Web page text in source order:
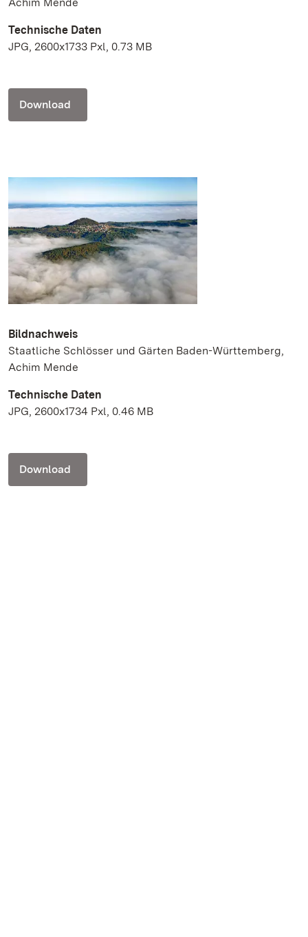
Achim Mende
Technische Daten
JPG, 2600x1733 Pxl, 0.73 MB
Download
Bildnachweis
Staatliche Schlösser und Gärten Baden-Württemberg,
Achim Mende
Technische Daten
JPG, 2600x1734 Pxl, 0.46 MB
Download